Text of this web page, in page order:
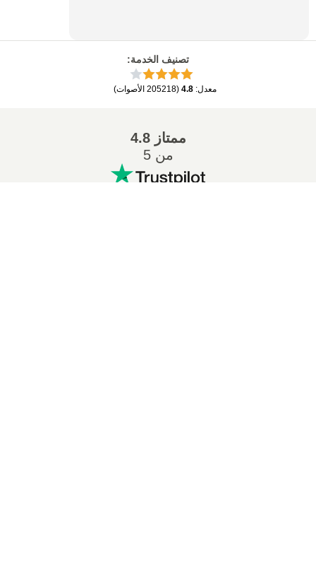
تصنيف الخدمة:
معدل:
4.8
(
205218 الأصوات)
ممتاز 4.8
من 5